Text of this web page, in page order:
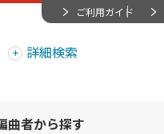
ご利用ガイド
詳細検索
曲者から探す